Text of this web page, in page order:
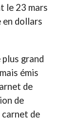
le 23 mars
en dollars
grand
émis
de
de
de